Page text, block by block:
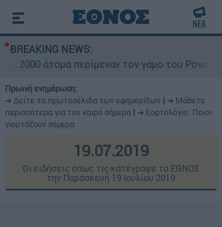
BREAKING NEWS:
περίμεναν τον γάμο του Ρονάλντο στη
Πρωινή ενημέρωση:
➔ Δείτε τα πρωτοσέλιδα των εφημερίδων
➔ Μάθετε
περισσότερα για τον καιρό σήμερα
➔ Εορτολόγιο: Ποιοι
γιορτάζουν σήμερα
19.07.2019
Οι ειδήσεις όπως τις κατέγραψε το ΕΘΝΟΣ
την Παρασκευή 19 Ιουλίου 2019